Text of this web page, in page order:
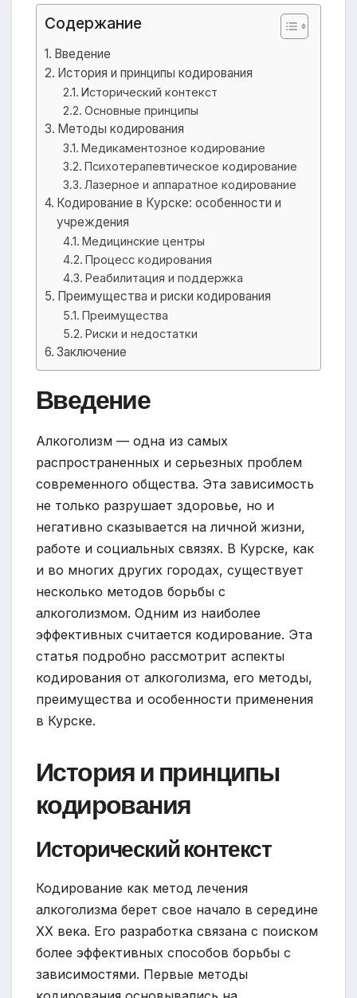
Содержание
Введение
История и принципы кодирования
Исторический контекст
Основные принципы
Методы кодирования
Медикаментозное кодирование
Психотерапевтическое кодирование
Лазерное и аппаратное кодирование
Кодирование в Курске: особенности и
учреждения
Медицинские центры
Процесс кодирования
Реабилитация и поддержка
Преимущества и риски кодирования
Преимущества
Риски и недостатки
Заключение
Введение
Алкоголизм — одна из самых
распространенных и серьезных проблем
современного общества. Эта зависимость
не только разрушает здоровье, но и
негативно сказывается на личной жизни,
работе и социальных связях. В Курске, как
и во многих других городах, существует
несколько методов борьбы с
алкоголизмом. Одним из наиболее
эффективных считается кодирование. Эта
статья подробно рассмотрит аспекты
кодирования от алкоголизма, его методы,
преимущества и особенности применения
в Курске.
История и принципы
кодирования
Исторический контекст
Кодирование как метод лечения
алкоголизма берет свое начало в середине
XX века. Его разработка связана с поиском
более эффективных способов борьбы с
зависимостями. Первые методы